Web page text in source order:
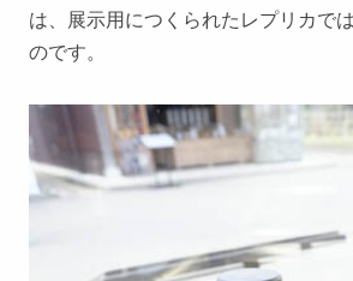
は、展示用につくられたレプリカで
のです。